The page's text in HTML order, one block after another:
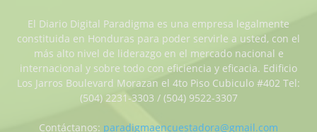
El Diario Digital Paradigma es una empresa legalmente
constituida en Honduras para poder servirle a usted, con el
más alto nivel de liderazgo en el mercado nacional e
internacional y sobre todo con eficiencia y eficacia. Edificio
Los Jarros Boulevard Morazan el 4to Piso Cubiculo #402 Tel:
(504) 2231-3303 / (504) 9522-3307
Contáctanos: paradigmaencuestadora@gmail.com